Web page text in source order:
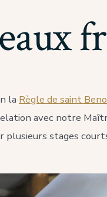
la Règle de saint
avec notre
plusieurs stages